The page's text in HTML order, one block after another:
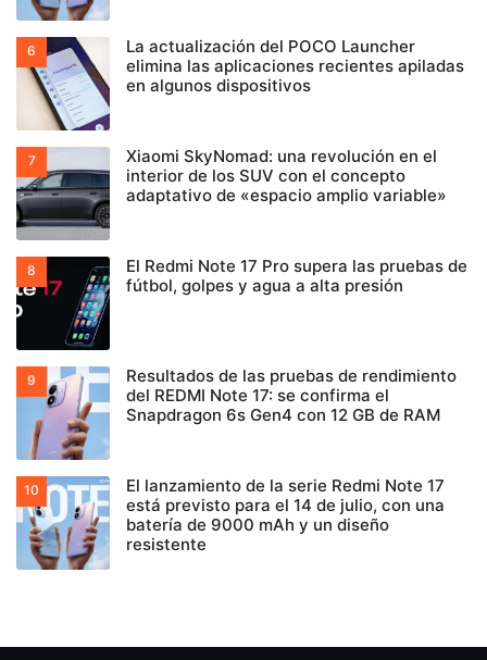
La actualización del POCO Launcher
elimina las aplicaciones recientes apiladas
en algunos dispositivos
Xiaomi SkyNomad: una revolución en el
interior de los SUV con el concepto
adaptativo de «espacio amplio variable»
El Redmi Note 17 Pro supera las pruebas de
fútbol, golpes y agua a alta presión
Resultados de las pruebas de rendimiento
del REDMI Note 17: se confirma el
Snapdragon 6s Gen4 con 12 GB de RAM
El lanzamiento de la serie Redmi Note 17
está previsto para el 14 de julio, con una
batería de 9000 mAh y un diseño
resistente